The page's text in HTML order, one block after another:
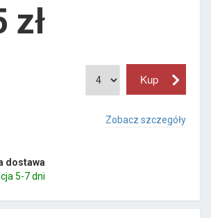
zł
Zobacz szczegóły
dostawa
5-7 dni